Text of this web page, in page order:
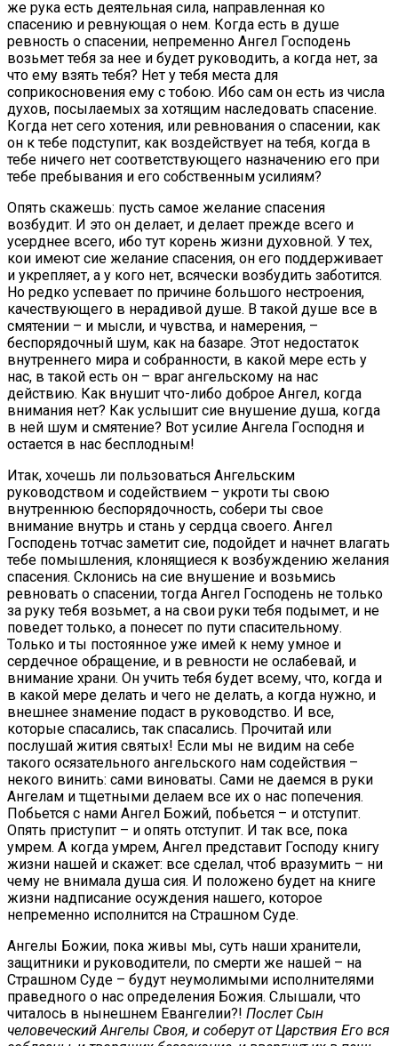
же рука есть деятельная сила, направленная ко
спасению и ревнующая о нем. Когда есть в душе
ревность о спасении, непременно Ангел Господень
возьмет тебя за нее и будет руководить, а когда нет, за
что ему взять тебя? Нет у тебя места для
соприкосновения ему с тобою. Ибо сам он есть из числа
духов, посылаемых за хотящим наследовать спасение.
Когда нет сего хотения, или ревнования о спасении, как
он к тебе подступит, как воздействует на тебя, когда в
тебе ничего нет соответствующего назначению его при
тебе пребывания и его собственным усилиям?
Опять скажешь: пусть самое желание спасения
возбудит. И это он делает, и делает прежде всего и
усерднее всего, ибо тут корень жизни духовной. У тех,
кои имеют сие желание спасения, он его поддерживает
и укрепляет, а у кого нет, всячески возбудить заботится.
Но редко успевает по причине большого нестроения,
качествующего в нерадивой душе. В такой душе все в
смятении – и мысли, и чувства, и намерения, –
беспорядочный шум, как на базаре. Этот недостаток
внутреннего мира и собранности, в какой мере есть у
нас, в такой есть он – враг ангельскому на нас
действию. Как внушит что-либо доброе Ангел, когда
внимания нет? Как услышит сие внушение душа, когда
в ней шум и смятение? Вот усилие Ангела Господня и
остается в нас бесплодным!
Итак, хочешь ли пользоваться Ангельским
руководством и содействием – укроти ты свою
внутреннюю беспорядочность, собери ты свое
внимание внутрь и стань у сердца своего. Ангел
Господень тотчас заметит сие, подойдет и начнет влагать
тебе помышления, клонящиеся к возбуждению желания
спасения. Склонись на сие внушение и возьмись
ревновать о спасении, тогда Ангел Господень не только
за руку тебя возьмет, а на свои руки тебя подымет, и не
поведет только, а понесет по пути спасительному.
Только и ты постоянное уже имей к нему умное и
сердечное обращение, и в ревности не ослабевай, и
внимание храни. Он учить тебя будет всему, что, когда и
в какой мере делать и чего не делать, а когда нужно, и
внешнее знамение подаст в руководство. И все,
которые спасались, так спасались. Прочитай или
послушай жития святых! Если мы не видим на себе
такого осязательного ангельского нам содействия –
некого винить: сами виноваты. Сами не даемся в руки
Ангелам и тщетными делаем все их о нас попечения.
Побьется с нами Ангел Божий, побьется – и отступит.
Опять приступит – и опять отступит. И так все, пока
умрем. А когда умрем, Ангел представит Господу книгу
жизни нашей и скажет: все сделал, чтоб вразумить – ни
чему не внимала душа сия. И положено будет на книге
жизни надписание осуждения нашего, которое
непременно исполнится на Страшном Суде.
Ангелы Божии, пока живы мы, суть наши хранители,
защитники и руководители, по смерти же нашей – на
Страшном Суде – будут неумолимыми исполнителями
праведного о нас определения Божия. Слышали, что
читалось в нынешнем Евангелии?! Послет Сын
человеческий Ангелы Своя, и соберут от Царствия Его вся